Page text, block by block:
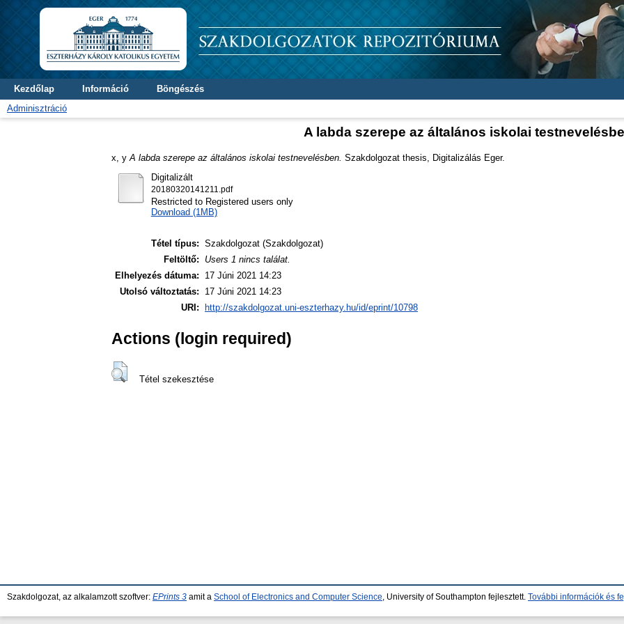
Kezdőlap Információ
Böngészés
Adminisztráció
A labda szerepe az általános iskolai
x, y A labda szerepe az általános iskolai testnevelésben. Szakdolgozat thesis, Digitalizálás Eger.
Digitalizált
20180320141211.pdf
Restricted to Registered users only
Download (1MB)
Tétel típus: Szakdolgozat (Szakdolgozat)
Feltöltő:
Users 1 nincs találat.
Elhelyezés dátuma:
17 Júni 2021 14:23
Utolsó változtatás:
17 Júni 2021 14:23
URI:
http://szakdolgozat.uni-eszterhazy.hu/id/eprint/10798
Actions (login required)
Tétel szekesztése
Szakdolgozat, az alkalamzott szoftver: EPrints 3 amit a School of Electronics and Computer Science , University of Southampton fejlesztett. További információk és